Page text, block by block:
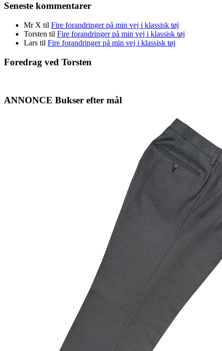
Seneste kommentarer
Mr X til Fire forandringer på min vej i klassisk tøj
Torsten til Fire forandringer på min vej i klassisk tøj
Lars til Fire forandringer på min vej i klassisk tøj
Foredrag ved Torsten
ANNONCE Bukser efter mål